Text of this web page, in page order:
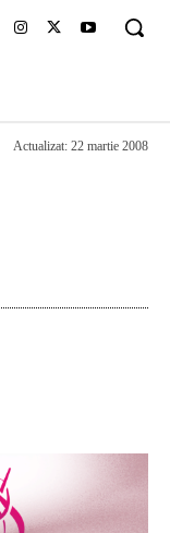
Actualizat: 22 martie 2008